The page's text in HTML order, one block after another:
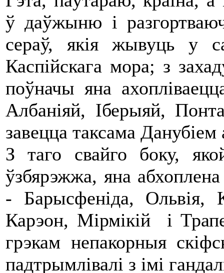
ў даўжыню і
сераў, якія жывуць у
Каспійскага мора; з
поўначы яна
Албаніяй, Іберыяй,
завецца таксама
З таго свайго боку,
ўзбярэжжа, яна
- Барысфеніда, Ольвія,
Карэон, Мірмікій і
грэкам непакорныя
падтрымлівалі з імі